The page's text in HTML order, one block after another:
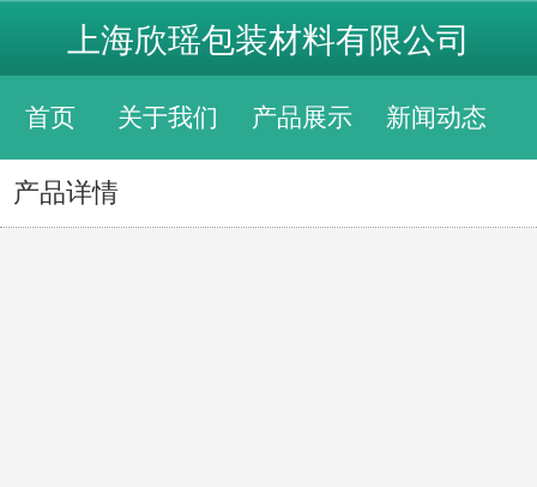
上海欣瑶包装材料有限公司
首页 关于我们 产品展示 新闻动态
产品详情